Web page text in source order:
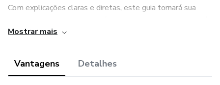
Com explicações claras e diretas, este guia tornará sua
a evitar erros comuns e a garantir o bem-estar dos seus
em um verdadeiro ecossistema em miniatura!
Mostrar mais
Vantagens Detalhes